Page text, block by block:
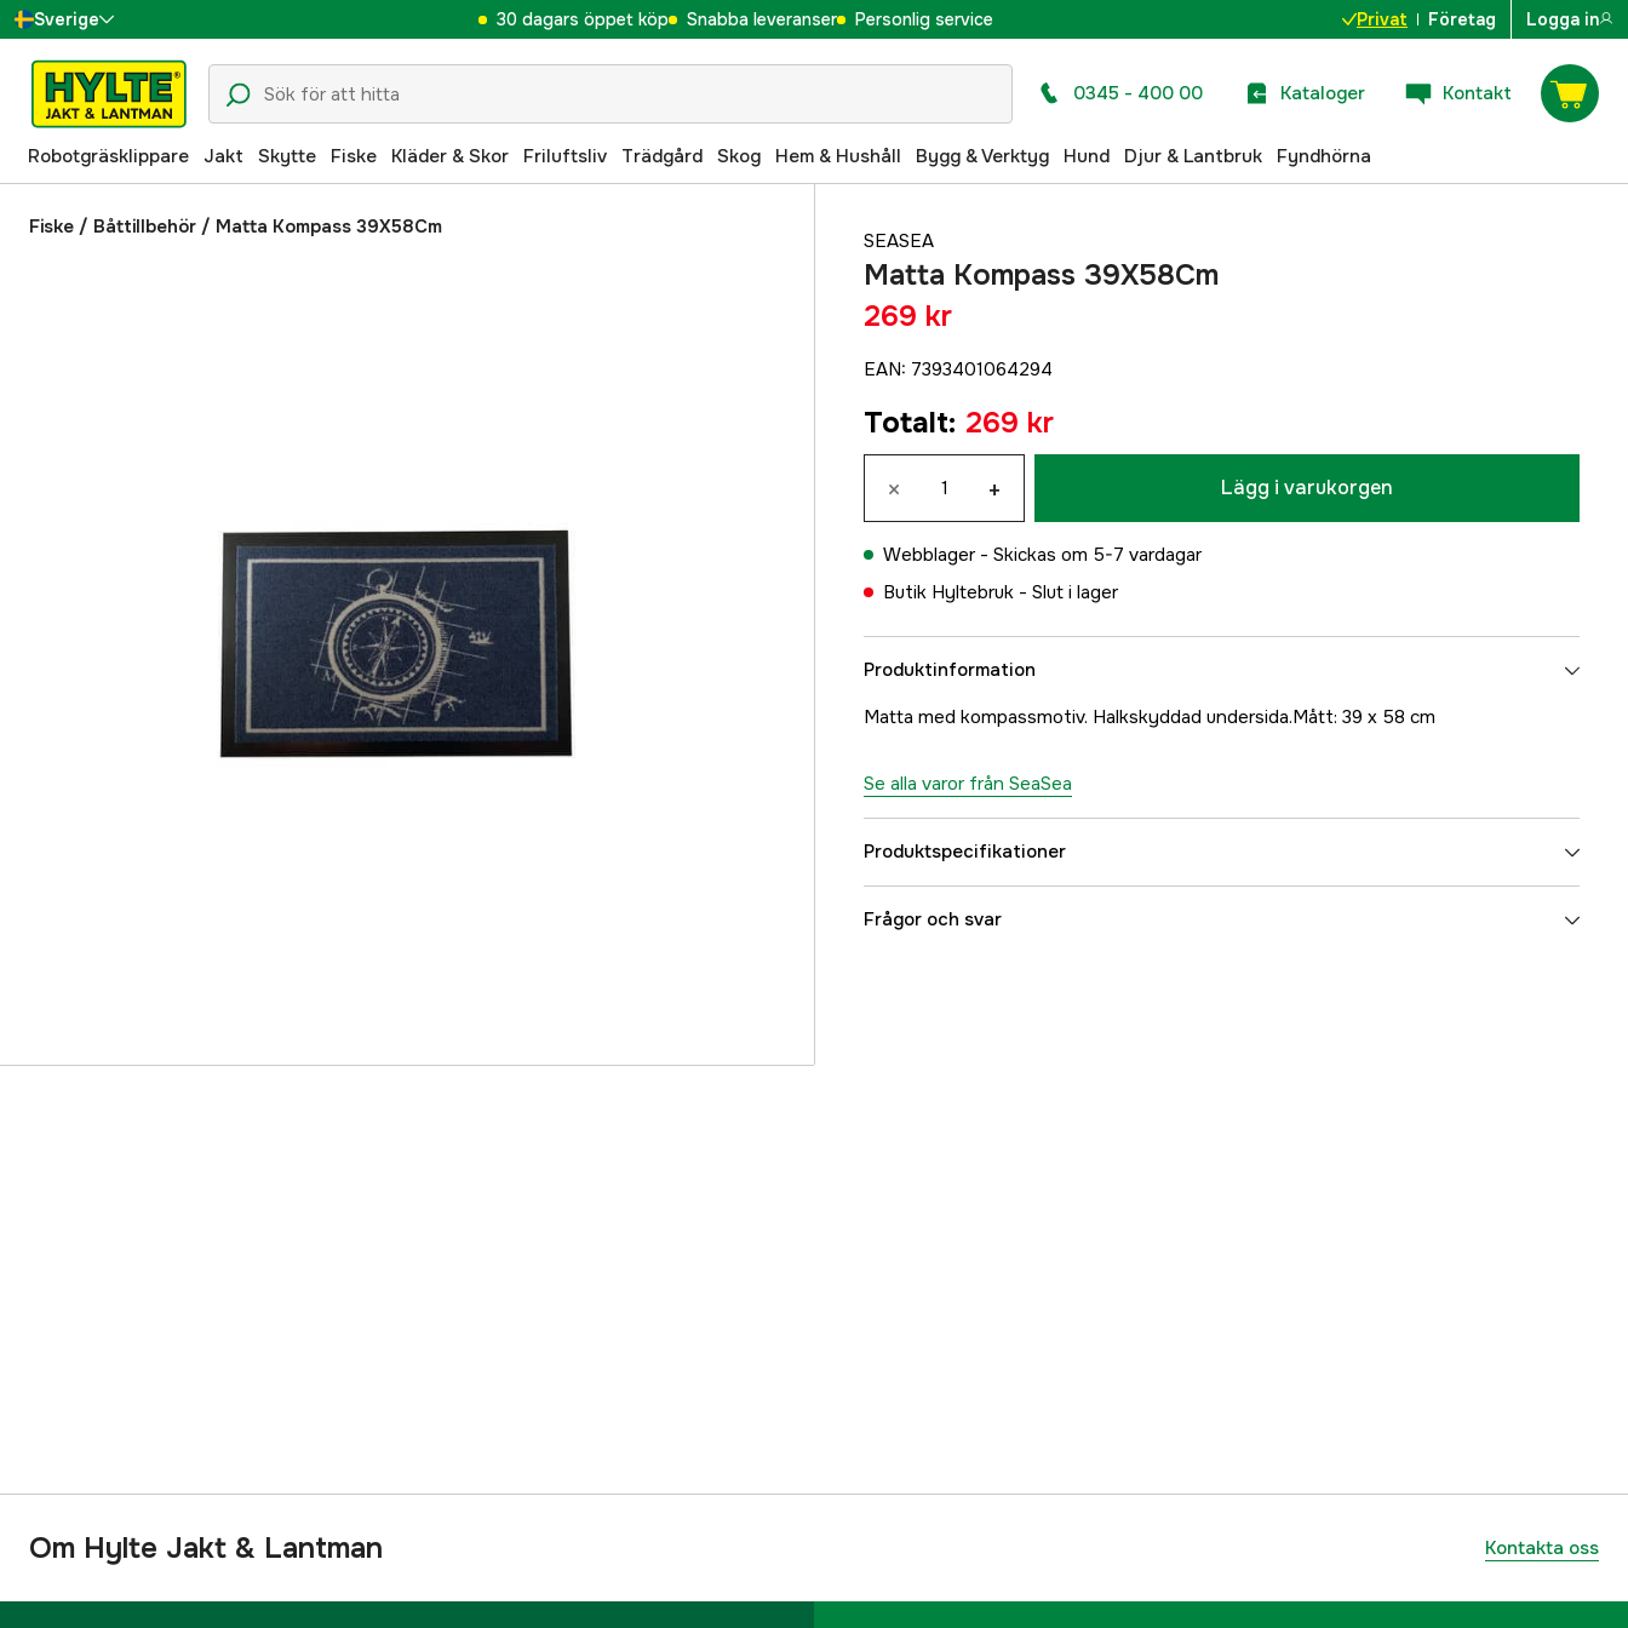
Sverige
Danmark
Suomi
Norge
Deutschland
30 dagars öppet köp Snabba leveranser Personlig service Privat Företag Logga in
0345 - 400 00 Kataloger Kontakt
Robotgräsklippare Jakt Skytte Fiske Kläder & Skor Friluftsliv Trädgård Skog Hem & Hushåll Bygg & Verktyg Hund Djur & Lantbruk Fyndhörna
Fiske / Båttillbehör / Matta Kompass 39X58Cm
SEASEA
Matta Kompass 39X58Cm
269 kr
EAN: 7393401064294
Totalt: 269 kr
× + Lägg i varukorgen
Webblager - Skickas om 5-7 vardagar
Butik Hyltebruk - Slut i lager
Produktinformation
Matta med kompassmotiv. Halkskyddad undersida.Mått: 39 x 58 cm
Se alla varor från SeaSea
Produktspecifikationer
Referensnummer
Frågor och svar
Om Hylte Jakt & Lantman Kontakta oss